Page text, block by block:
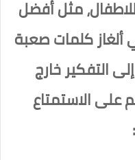
مثل أفضل
ألغاز كلمات صعبة
التفكير خارج
على الاستمتاع